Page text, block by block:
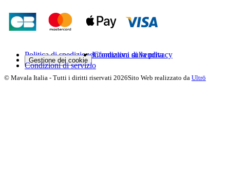
Politica di spedizioneCondizioni di vendita
Gestione dei cookie
Informativa sulla privacy
Condizioni di servizio
© Mavala Italia - Tutti i diritti riservati 2026Sito Web realizzato da Ultrō